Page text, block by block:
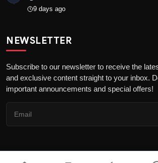
9 days ago
NEWSLETTER
Subscribe to our newsletter to receive the
and exclusive content straight to your inbox.
important announcements and special offers!